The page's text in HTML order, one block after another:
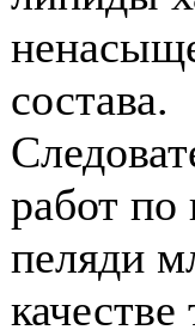
состава.
работ
пеляди